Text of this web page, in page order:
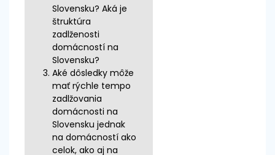
Slovensku? Aká je
štruktúra
zadlženosti
domácností na
Slovensku?
Aké dôsledky môže
mať rýchle tempo
zadlžovania
domácnosti na
Slovensku jednak
na domácností ako
celok, ako aj na